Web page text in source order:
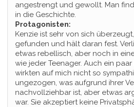
angestrengt und gewollt. Man
in die Geschichte.
Protagonisten:
Kenzie ist sehr von sich
gefunden und hält daran fest.
etwas rebellisch, aber noch in
wie jeder Teenager. Auch ein
wirkten auf mich nicht so
ungezogen, was aufgrund ihrer
nachvollziehbar ist, aber etwas
war. Sie akzeptiert keine